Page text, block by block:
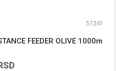
57241
FEEDER OLIVE 1000m